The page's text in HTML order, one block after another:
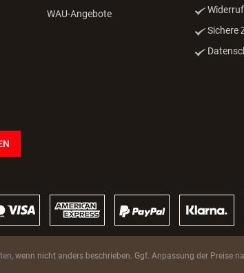
WAU-Angebote
Sichere
, wenn nicht anders beschrieben. Ggf. Anpassung der Preise